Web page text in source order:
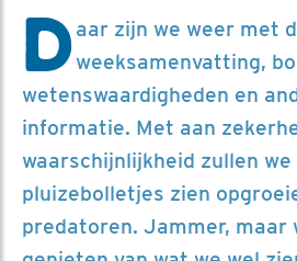
Daar zijn we weer met
weeksamenvatting,
wetenswaardigheden en
informatie. Met aan
waarschijnlijkheid zullen
pluizebolletjes zien
predatoren. Jammer, maar